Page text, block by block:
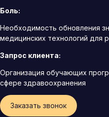
Боль:
Необходимость обновления
медицинских технологий для
Запрос клиента:
Организация обучающих
сфере здравоохранения
Заказать звонок